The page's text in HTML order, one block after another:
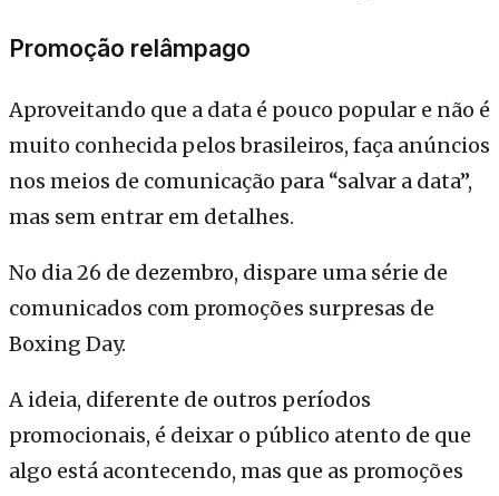
Promoção relâmpago
Aproveitando que a data é pouco popular e não é
muito conhecida pelos brasileiros, faça anúncios
nos meios de comunicação para “salvar a data”,
mas sem entrar em detalhes.
No dia 26 de dezembro, dispare uma série de
comunicados com promoções surpresas de
Boxing Day.
A ideia, diferente de outros períodos
promocionais, é deixar o público atento de que
algo está acontecendo, mas que as promoções